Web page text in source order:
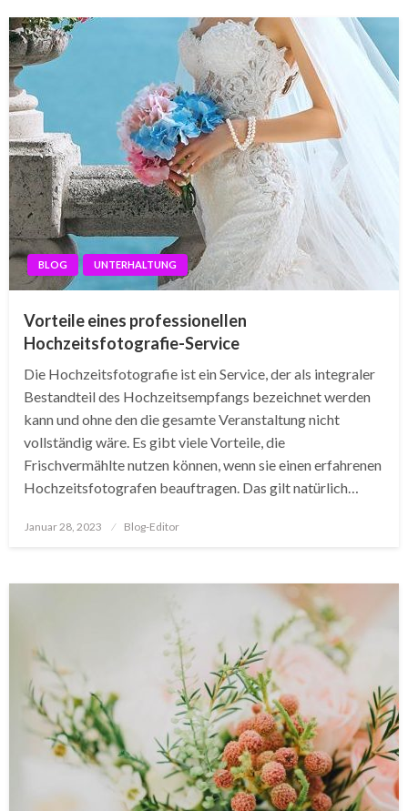
BLOG UNTERHALTUNG
Vorteile eines professionellen
Hochzeitsfotografie-Service
Die Hochzeitsfotografie ist ein Service, der als integraler
Bestandteil des Hochzeitsempfangs bezeichnet werden
kann und ohne den die gesamte Veranstaltung nicht
vollständig wäre. Es gibt viele Vorteile, die
Frischvermählte nutzen können, wenn sie einen erfahrenen
Hochzeitsfotografen beauftragen. Das gilt natürlich…
Posted
Januar 28, 2023 Blog-Editor